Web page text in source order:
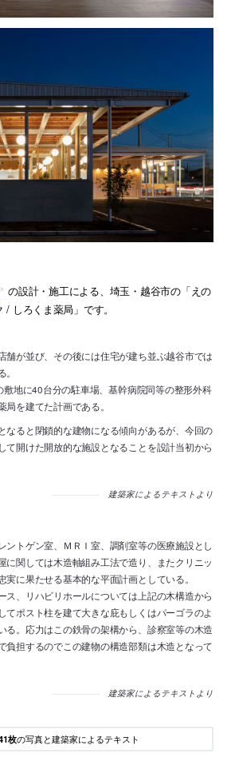
の設計・施工による、埼玉・越谷市の「えの
しろくま薬局」です。
舗が並び、その後には住宅が建ち並ぶ越谷市では
敷地に40台分の駐車場、基幹病院同等の整形外科
局を建てた計画である。
なると閉鎖的な建物になる傾向があるが、今回の
て開けた開放的な施設となることを設計当初から
建築家によるテキストより
ントゲン室、ＭＲＩ室、調剤室等の医療施設とし
に関しては木造軸組み工法で造り、またクリニッ
実に果たせる基本的な平面計画としている。
ス、リハビリホールについては上記の木構造から
てポスト柱を建て大きな庇もしくはパーゴラのよ
る。応力はこの鉄骨の架構から、診察室等の木造
負担するのでこの建物の構造部類は木造となって
建築家によるテキストより
枚の写真と建築家によるテキスト